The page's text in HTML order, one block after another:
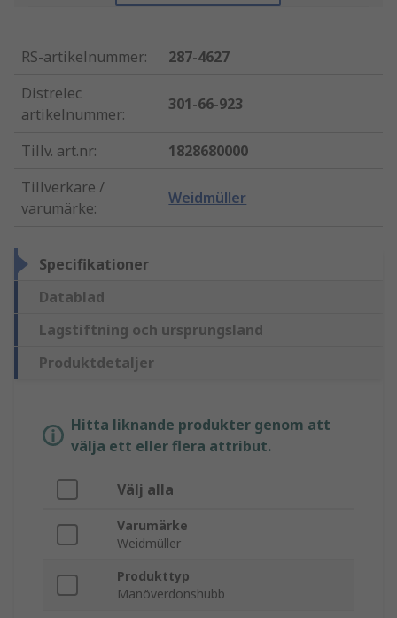
RS-artikelnummer:
287-4627
Distrelec
artikelnummer:
301-66-923
Tillv. art.nr:
1828680000
Tillverkare /
varumärke:
Weidmüller
Specifikationer
Datablad
Lagstiftning och ursprungsland
Produktdetaljer
Hitta liknande produkter genom att
välja ett eller flera attribut.
Välj alla
Varumärke
Weidmüller
Produkttyp
Manöverdonshubb